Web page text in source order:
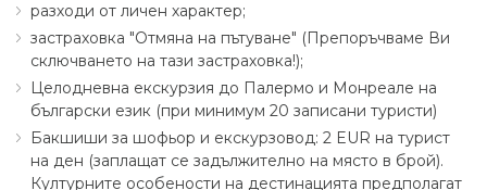
разходи от личен характер;
застраховка "Отмяна на пътуване" (Препоръчваме Ви
сключването на тази застраховка!);
Целодневна екскурзия до Палермо и Монреале на
български език (при минимум 20 записани туристи)
Бакшиши за шофьор и екскурзовод: 2 EUR на турист
на ден (заплащат се задължително на място в брой).
Културните особености на дестинацията предполагат